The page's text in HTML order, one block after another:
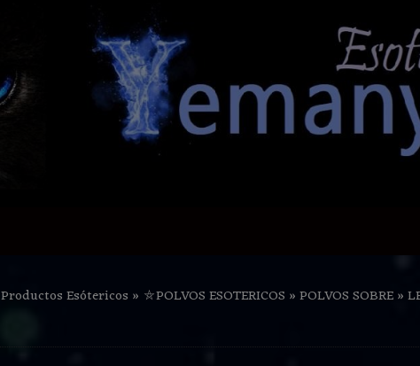
Productos Esótericos » ⛤POLVOS ESOTERICOS »POLVOS SOBRE»